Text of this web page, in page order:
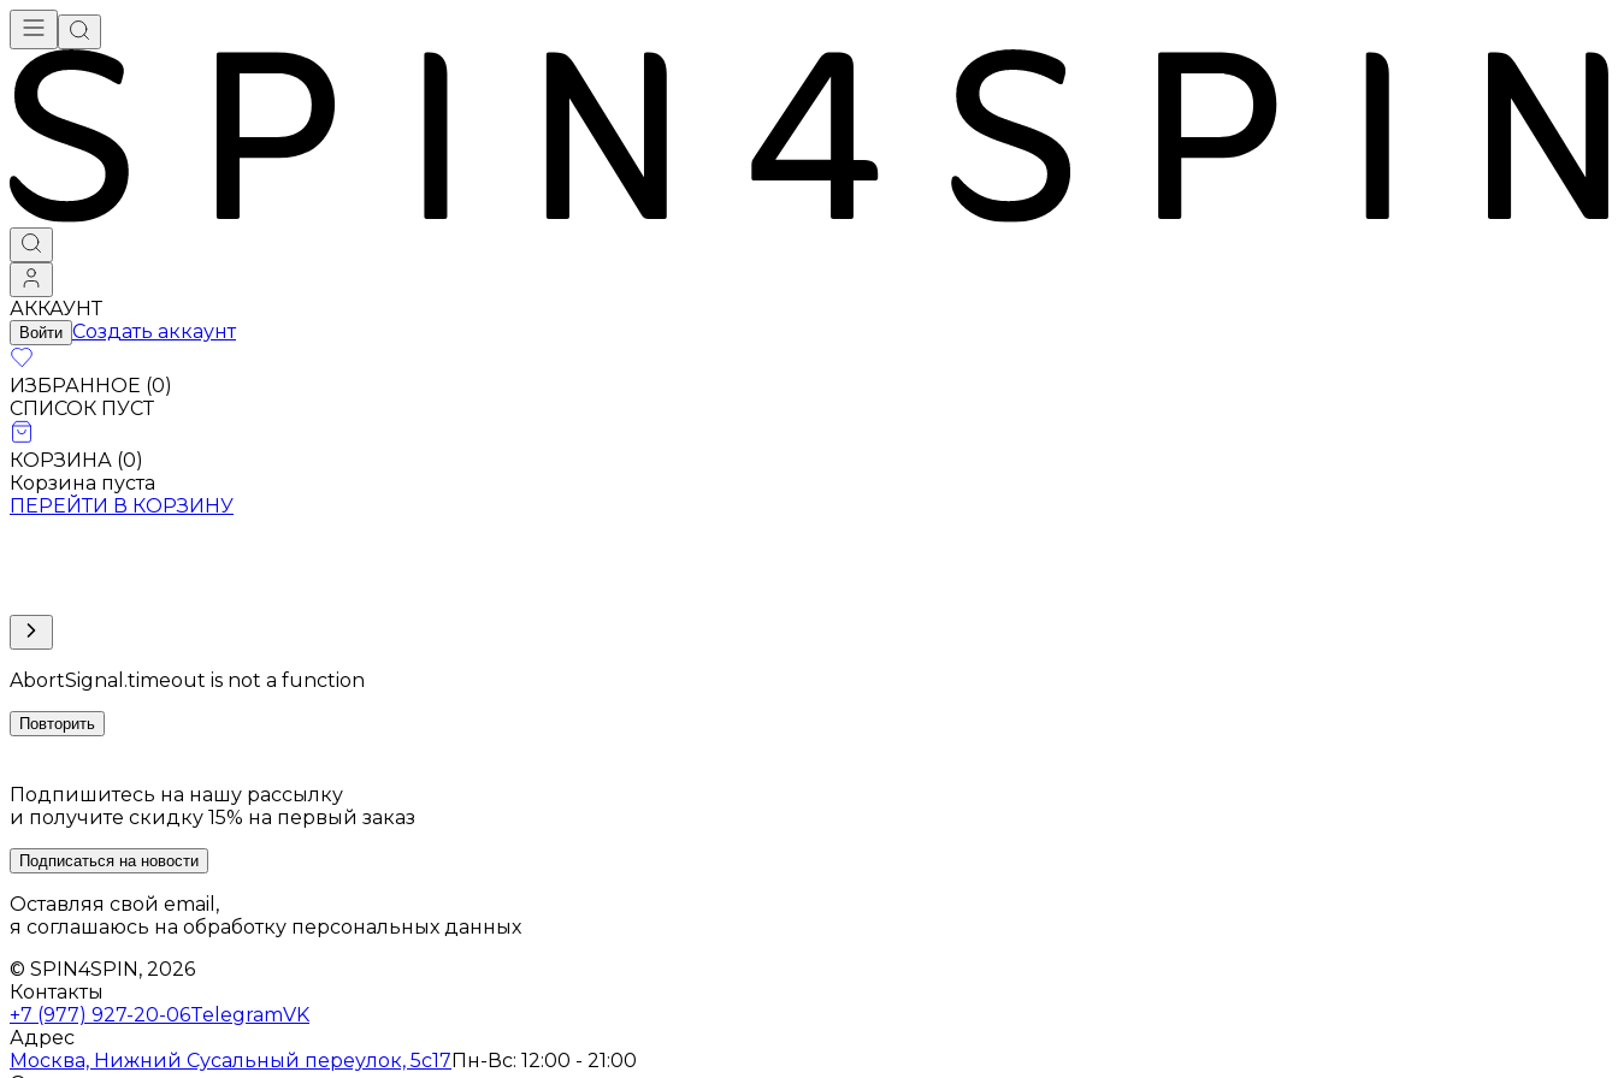
АККАУНТ
Войти Создать аккаунт
ИЗБРАННОЕ (0)
СПИСОК ПУСТ
КОРЗИНА (0)
Корзина пуста
ПЕРЕЙТИ В КОРЗИНУ
AbortSignal.timeout is not a function
Повторить
Подпишитесь на нашу рассылку
и получите скидку 15% на первый заказ
Подписаться на новости
Оставляя свой email,
я соглашаюсь на обработку персональных данных
© SPIN4SPIN, 2026
Контакты
+7 (977) 927-20-06TelegramVK
Адрес
Москва, Нижний Сусальный переулок, 5с17 Пн-Вс: 12:00 - 21:00